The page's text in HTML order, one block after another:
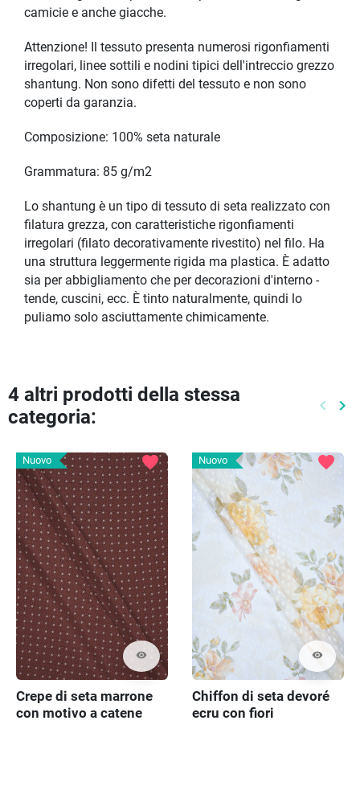
camicie e anche giacche.
Attenzione! Il tessuto presenta numerosi rigonfiamenti
irregolari, linee sottili e nodini tipici dell'intreccio grezzo
shantung. Non sono difetti del tessuto e non sono
coperti da garanzia.
Composizione: 100% seta naturale
Grammatura: 85 g/m2
Lo shantung è un tipo di tessuto di seta realizzato con
filatura grezza, con caratteristiche rigonfiamenti
irregolari (filato decorativamente rivestito) nel filo. Ha
una struttura leggermente rigida ma plastica. È adatto
sia per abbigliamento che per decorazioni d'interno -
tende, cuscini, ecc. È tinto naturalmente, quindi lo
puliamo solo asciuttamente chimicamente.
4 altri prodotti della stessa
categoria:
keyboard_arrow_left keyboard_arrow_right
Nuovo
visibility
favorite
Crepe di seta marrone
con motivo a catene
Nuovo
visibility
favorite
Chiffon di seta devoré
ecru con fiori